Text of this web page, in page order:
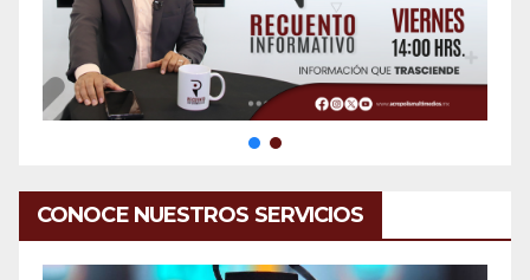
CONOCE NUESTROS SERVICIOS